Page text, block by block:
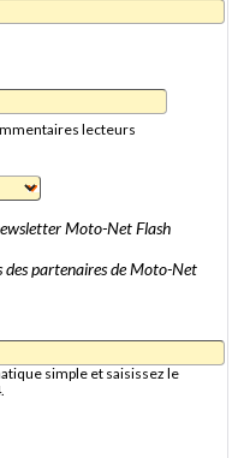
lecteurs
Moto-Net Flash
des partenaires de Moto-Net
simple et saisissez le